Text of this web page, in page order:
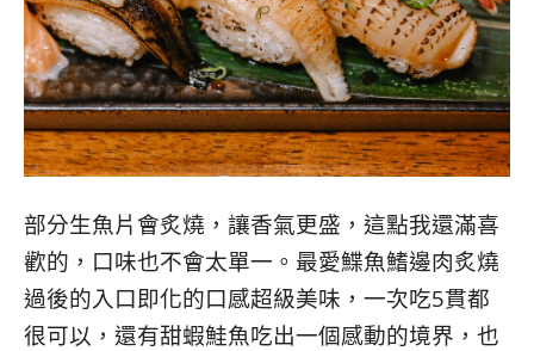
部分生魚片會炙燒，讓香氣更盛，這點我還滿喜
歡的，口味也不會太單一。最愛鰈魚鰭邊肉炙燒
過後的入口即化的口感超級美味，一次吃5貫都
很可以，還有甜蝦鮭魚吃出一個感動的境界，也